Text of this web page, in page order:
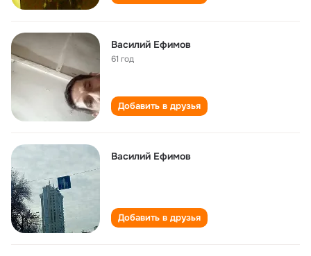
Василий Ефимов
61 год
Добавить в друзья
Василий Ефимов
Добавить в друзья